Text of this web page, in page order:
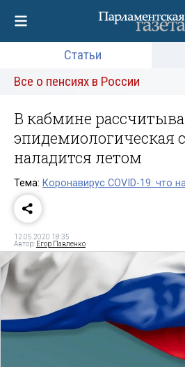
Статьи
Все о пенсиях в России
В кабмине
эпидемиологическая
наладится летом
Тема: Коронавирус COVID-19: что
12.05.2020 18:35
Автор: Егор Павленко